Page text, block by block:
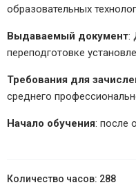
образовательных
Выдаваемый документ:
переподготовке
Требования для
среднего
Начало обучения: после
288